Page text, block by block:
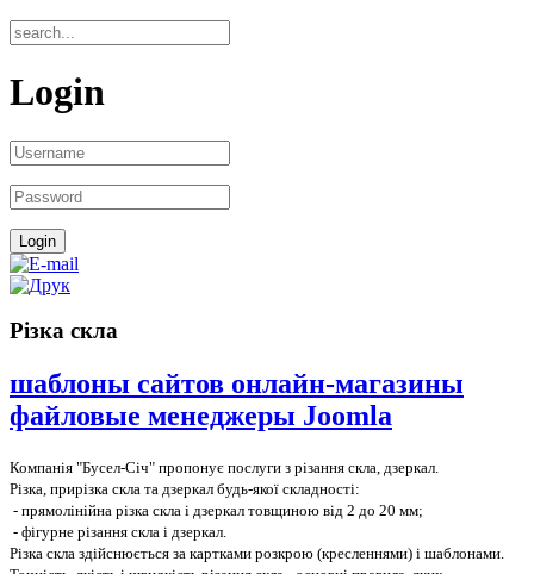
Login
Різка скла
шаблоны сайтов онлайн-магазины
файловые менеджеры Joomla
Компанія "Бусел-Січ" пропонує послуги з різання скла, дзеркал.
Різка, прирізка скла та дзеркал будь-якої складності:
- прямолінійна різка скла і дзеркал товщиною від 2 до 20 мм;
- фігурне різання скла і дзеркал.
Різка скла здійснюється за картками розкрою (кресленнями) і шаблонами.